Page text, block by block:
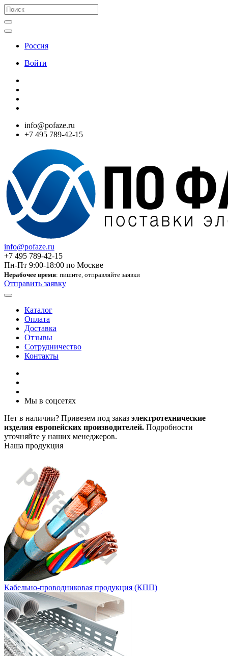
Россия
Войти
info@pofaze.ru
+7 495 789-42-15
info@pofaze.ru
+7 495 789-42-15
Пн-Пт 9:00-18:00 по Москве
Нерабочее время: пишите, отправляйте заявки
Отправить заявку
Каталог
Оплата
Доставка
Отзывы
Сотрудничество
Контакты
Мы в соцсетях
Нет в наличии? Привезем под заказ электротехнические
изделия европейских производителей. Подробности
уточняйте у наших менеджеров.
Наша продукция
Кабельно-проводниковая продукция (КПП)